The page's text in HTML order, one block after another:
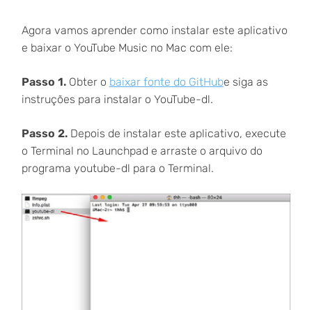
Agora vamos aprender como instalar este aplicativo
e baixar o YouTube Music no Mac com ele:
Passo 1.Obter o baixar fonte do GitHube siga as
instruções para instalar o YouTube-dl.
Passo 2.Depois de instalar este aplicativo, execute
o Terminal no Launchpad e arraste o arquivo do
programa youtube-dl para o Terminal.